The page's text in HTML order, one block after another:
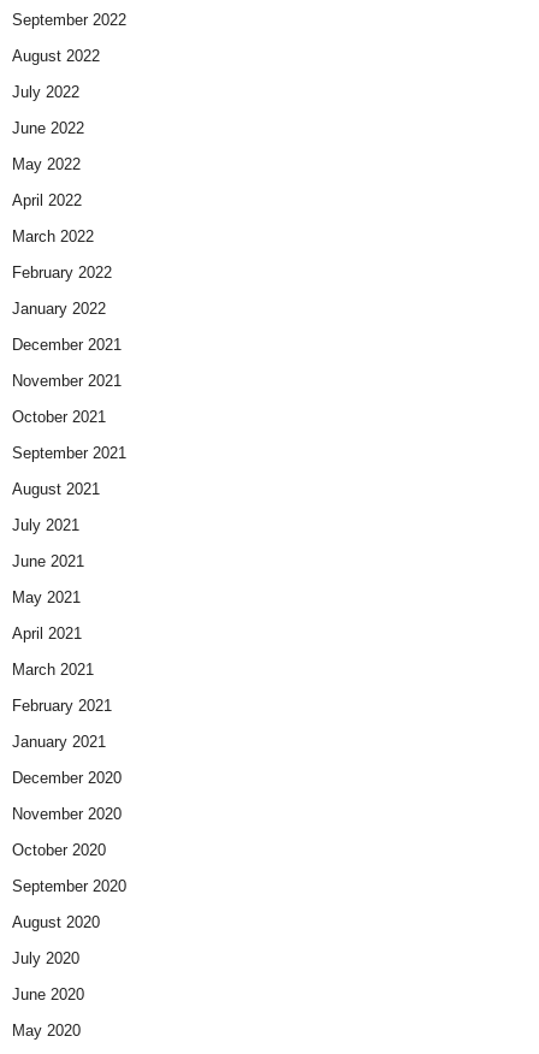
September 2022
August 2022
July 2022
June 2022
May 2022
April 2022
March 2022
February 2022
January 2022
December 2021
November 2021
October 2021
September 2021
August 2021
July 2021
June 2021
May 2021
April 2021
March 2021
February 2021
January 2021
December 2020
November 2020
October 2020
September 2020
August 2020
July 2020
June 2020
May 2020